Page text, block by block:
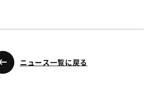
ニュース一覧に戻る